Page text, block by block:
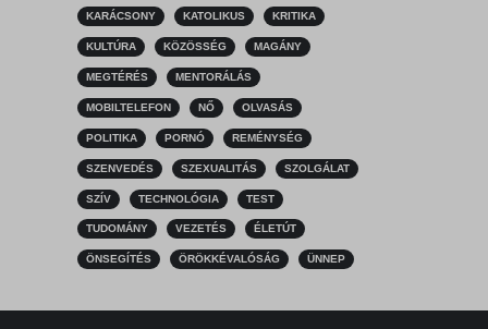
KARÁCSONY KATOLIKUS KRITIKA
KULTÚRA KÖZÖSSÉG MAGÁNY
MEGTÉRÉS MENTORÁLÁS
MOBILTELEFON NŐ OLVASÁS
POLITIKA PORNÓ REMÉNYSÉG
SZENVEDÉS SZEXUALITÁS SZOLGÁLAT
SZÍV TECHNOLÓGIA TEST
TUDOMÁNY VEZETÉS ÉLETÚT
ÖNSEGÍTÉS ÖRÖKKÉVALÓSÁG ÜNNEP